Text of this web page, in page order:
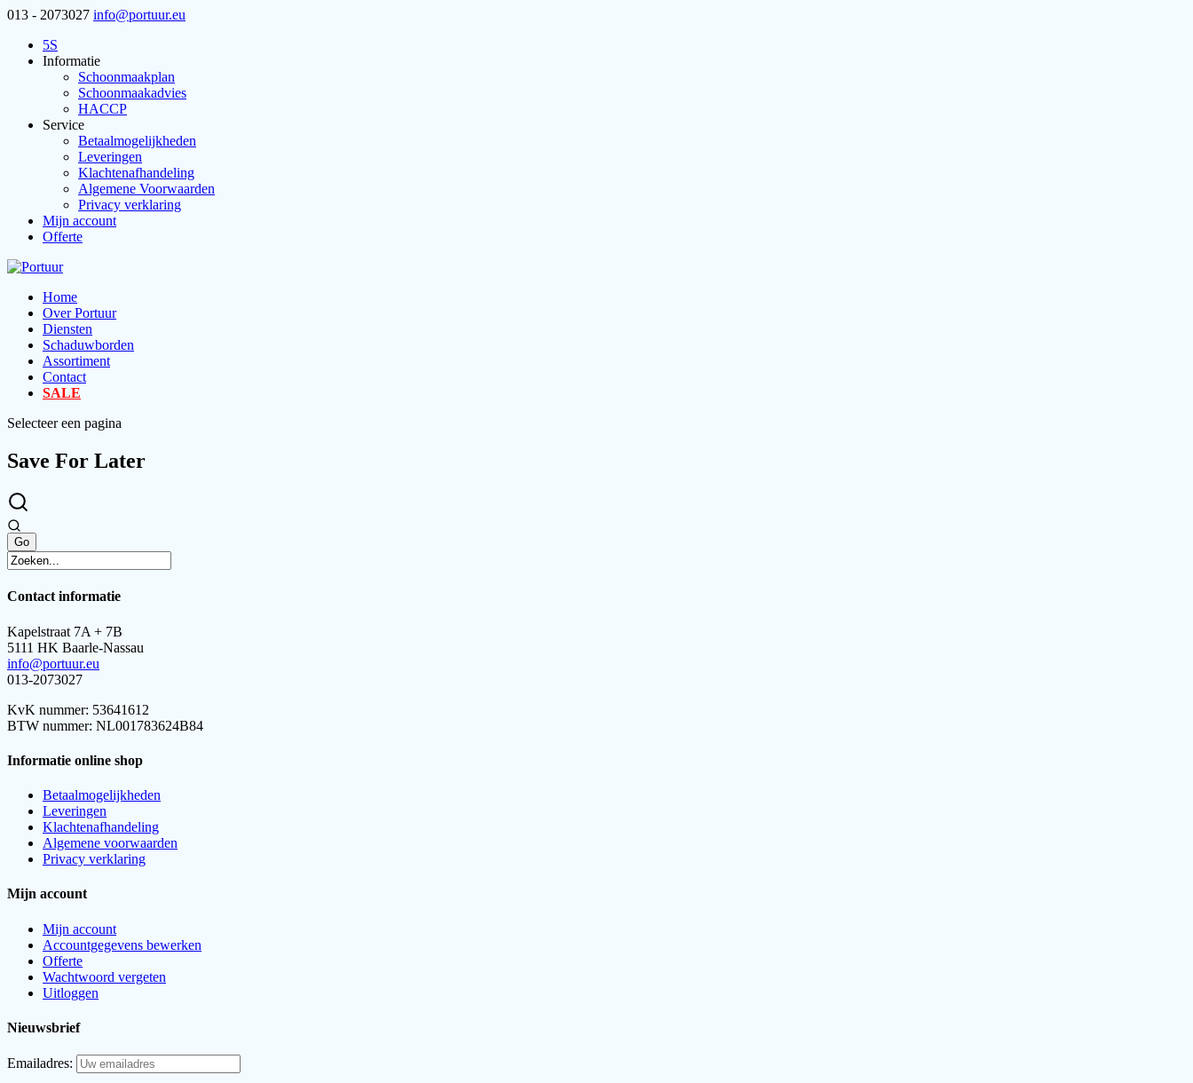
013 - 2073027 info@portuur.eu
5S
Informatie
Schoonmaakplan
Schoonmaakadvies
HACCP
Service
Betaalmogelijkheden
Leveringen
Klachtenafhandeling
Algemene Voorwaarden
Privacy verklaring
Mijn account
Offerte
Home
Over Portuur
Diensten
Schaduwborden
Assortiment
Contact
SALE
Selecteer een pagina
Save For Later
Contact informatie
Kapelstraat 7A + 7B
5111 HK Baarle-Nassau
info@portuur.eu
013-2073027
KvK nummer: 53641612
BTW nummer: NL001783624B84
Informatie online shop
Betaalmogelijkheden
Leveringen
Klachtenafhandeling
Algemene voorwaarden
Privacy verklaring
Mijn account
Mijn account
Accountgegevens bewerken
Offerte
Wachtwoord vergeten
Uitloggen
Nieuwsbrief
Emailadres: